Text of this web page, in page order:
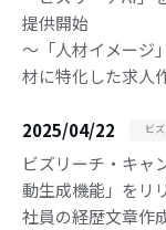
提供開始
〜「人材イメージ
材に特化した求人
2025/04/22 ビ
ビズリーチ・キャ
動生成機能」をリ
社員の経歴文章作